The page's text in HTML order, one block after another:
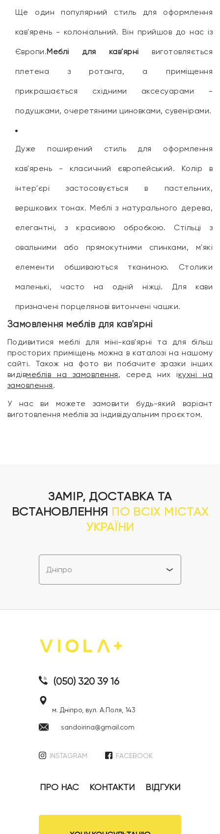
Ще один популярний стиль для оформлення
кав'ярень - колоніальний. Він прийшов до нас із
Європи.Меблі для кав'ярні виготовляється
плетена з ротанга, а приміщення
прикрашається східними аксесуарами -
подушками, очеретяними циновками, сувенірами.
Дуже поширений стиль для оформлення
кав'ярень - класичний європейський. Колір в
інтер'єрі застосовується в пастельних,
вершкових тонах. Меблі з натурального дерева,
елегантні, з красивою обробкою. Стільці з
овальними або прямокутними спинками, м'які
елементи обшиваються тканиною. Столики
маленькі, часто на одній ніжці. Для кави
призначені порцелянові витончені чашки.
Замовлення меблів для кав'ярні
Подивитися меблі для міні-кав'ярні та для більш
просторих приміщень можна в каталозі на нашому
сайті. Також на фото ви побачите зразки інших
видівмеблів на замовлення, серед них ікухні на
замовлення.
У нас ви можете замовити будь-який варіант
виготовлення меблів за індивідуальним проєктом.
ЗАМІР, ДОСТАВКА ТА
ВСТАНОВЛЕННЯ ПО ВСІХ МІСТАХ
УКРАЇНИ
(050) 320 39 16
м. Дніпро, вул. А.Поля, 143
sandoirina@gmail.com
INSTAGRAM FACEBOOK
ПРО НАС КОНТАКТИ ВІДГУКИ